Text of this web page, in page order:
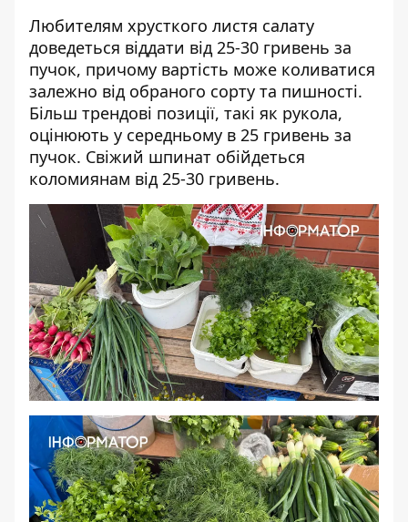
Любителям хрусткого листя салату
доведеться віддати від 25-30 гривень за
пучок, причому вартість може коливатися
залежно від обраного сорту та пишності.
Більш трендові позиції, такі як рукола,
оцінюють у середньому в 25 гривень за
пучок. Свіжий шпинат обійдеться
коломиянам від 25-30 гривень.